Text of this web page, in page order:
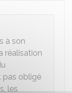
à son
réalisation
pas obligé
les